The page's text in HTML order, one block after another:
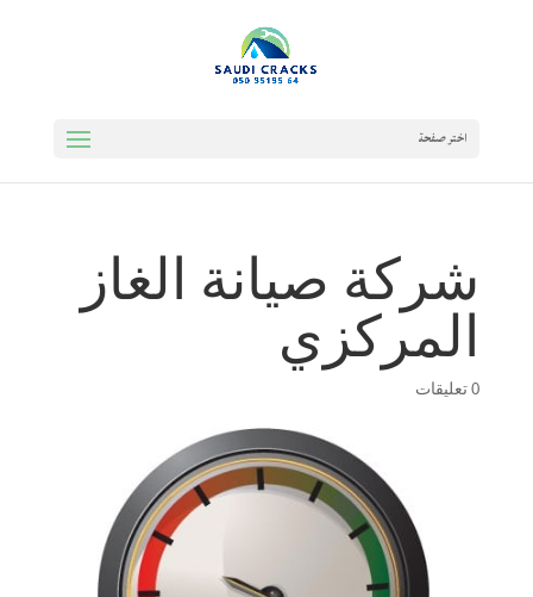
اختر صفحة
شركة صيانة الغاز
المركزي0 تعليقات